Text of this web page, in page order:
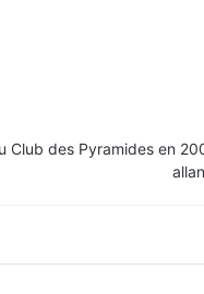
Club des Pyramides en